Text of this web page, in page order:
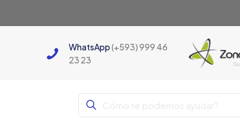
WhatsApp(+593) 999 46
23 23